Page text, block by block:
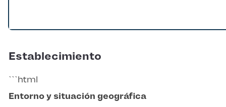
Establecimiento
```html
Entorno y situación geográfica